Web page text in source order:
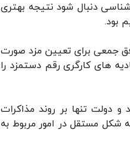
دنبال شود نتیجه بهتری
جمعی برای تعیین مزد صورت
های کارگری رقم دستمزد را
و دولت تنها بر روند مذاکرات
شکل مستقل در امور مربوط به